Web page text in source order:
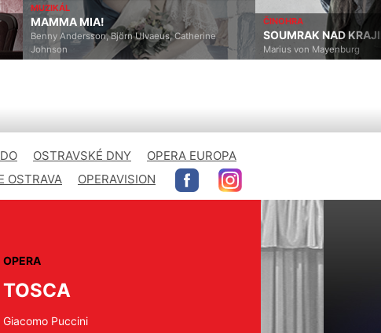
MUZIKÁL
MAMMA MIA!
Benny Andersson, Björn Ulvaeus, Catherine
Johnson
ČINOHRA
SOUMRAK NAD
Marius von Mayenburg
OSTRAVSKÉ DNY
OPERA EUROPA
OSTRAVA OPERAVISION
OPERA
TOSCA
Giacomo Puccini